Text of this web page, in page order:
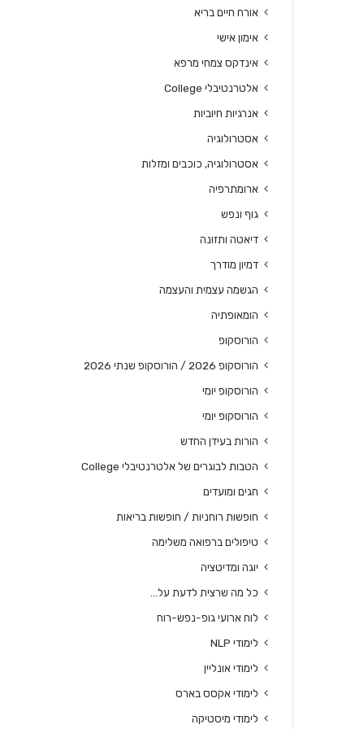
אורח חיים בריא
אימון אישי
אינדקס צמחי מרפא
אלטרנטיבלי College
אנרגיות חיוביות
אסטרולוגיה
אסטרולוגיה, כוכבים ומזלות
ארומתרפיה
גוף ונפש
דיאטה ותזונה
דמיון מודרך
הגשמה עצמית והעצמה
הומאופתיה
הורוסקופ
הורוסקופ 2026 / הורוסקופ שנתי 2026
הורוסקופ יומי
הורוסקופ יומי
הורות בעידן החדש
הטבות לבוגרים של אלטרנטיבלי College
חגים ומועדים
חופשות רוחניות / חופשות בריאות
טיפולים ברפואה משלימה
יוגה ומדיטציה
כל מה שרצית לדעת על…
לוח ארועי גופ-נפש-רוח
לימודי NLP
לימודי אונליין
לימודי אקסס בארס
לימודי מיסטיקה